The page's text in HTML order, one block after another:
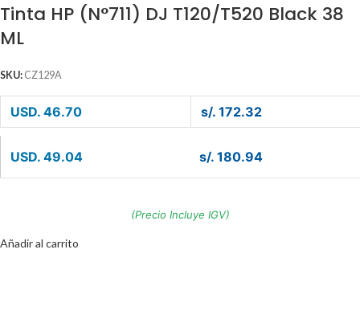
Tinta HP (N°711) DJ T120/T520 Black 38
ML
SKU: CZ129A
USD. 46.70 s/. 172.32
USD. 49.04 s/. 180.94
(Precio Incluye IGV)
Añadir al carrito